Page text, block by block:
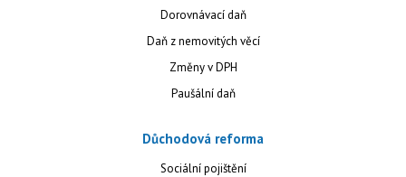
Dorovnávací daň
Daň z nemovitých věcí
Změny v DPH
Paušální daň
Důchodová reforma
Sociální pojištění